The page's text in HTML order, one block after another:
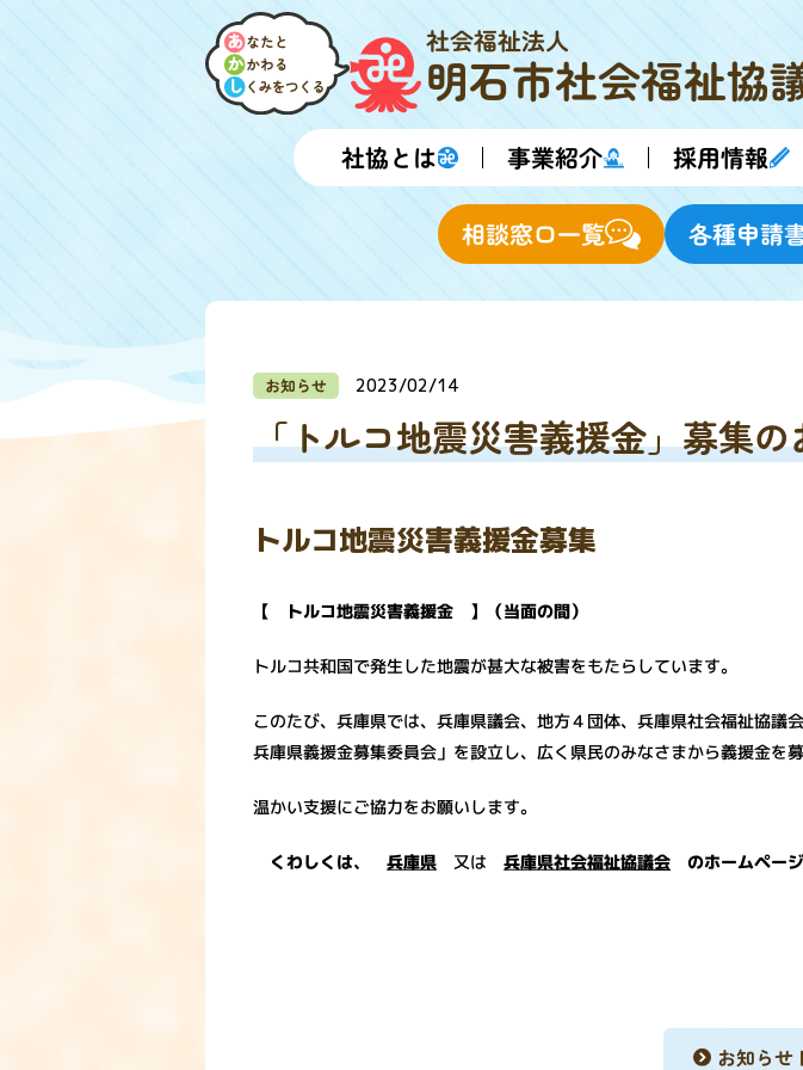
社会福祉法人
明石市社会福祉協
社協とは 事業紹介 採用情報
相談窓口一覧 各種申請
お知らせ 2023/02/14
「トルコ地震災害義援金」募集の
トルコ地震災害義援金募集
【 トルコ地震災害義援金 】（当面の間）
トルコ共和国で発生した地震が甚大な被害をもたらしています。
このたび、兵庫県では、兵庫県議会、地方４団体、兵庫県社会福祉協
兵庫県義援金募集委員会」を設立し、広く県民のみなさまから義援金を募
温かい支援にご協力をお願いします。
くわしくは、兵庫県又は兵庫県社会福祉協議会のホームページ
お知らせ